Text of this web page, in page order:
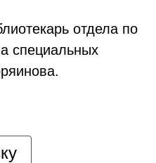
отдела по
специальных